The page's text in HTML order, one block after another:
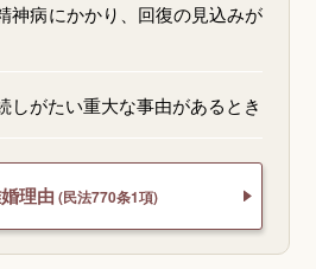
神病にかかり、回復の見込みが
しがたい重大な事由があるとき
理由 (民法770条1項)